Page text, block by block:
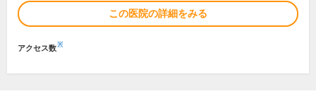
この医院の詳細をみる
アクセス数※